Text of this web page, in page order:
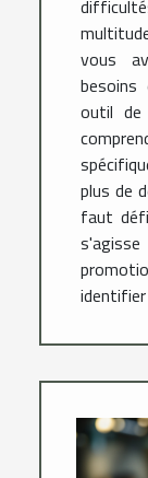
vous
outil de
plus de
faut